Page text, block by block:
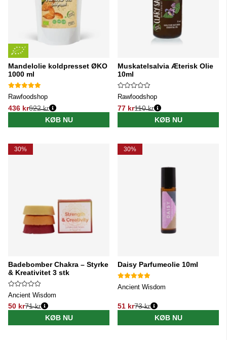
Mandelolie koldpresset ØKO
1000 ml
Rawfoodshop
436 kr
Normalpris:
622 kr
KØB NU
Muskatelsalvia Æterisk Olie
10ml
Rawfoodshop
77 kr
Normalpris:
110 kr
KØB NU
30%
Badebomber Chakra – Styrke
& Kreativitet 3 stk
Ancient Wisdom
50 kr
Normalpris:
71 kr
KØB NU
30%
Daisy Parfumeolie 10ml
Ancient Wisdom
51 kr
Normalpris:
73 kr
KØB NU